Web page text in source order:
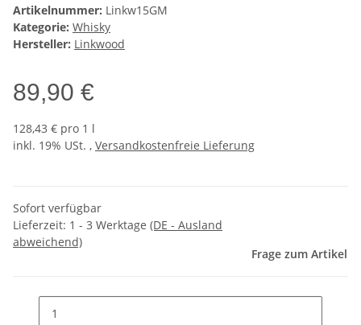
Artikelnummer: Linkw15GM
Kategorie: Whisky
Hersteller: Linkwood
89,90 €
128,43 € pro 1 l
inkl. 19% USt. , Versandkostenfreie Lieferung
Sofort verfügbar
Lieferzeit: 1 - 3 Werktage (DE - Ausland
abweichend)
Frage zum Artikel